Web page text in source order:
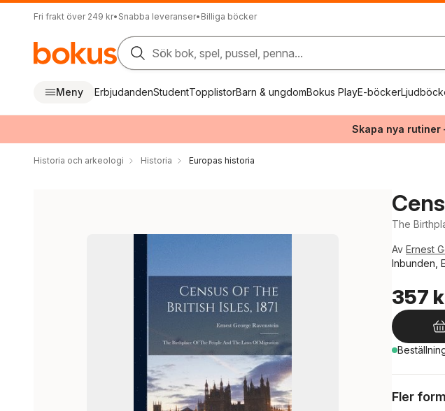
Fri frakt över 249 kr• Snabba leveranser• Billiga böcker
Sök bok, spel, pussel, penna...
Meny ErbjudandenStudentTopplistorBarn & ungdomBokus PlayE-böcker
Skapa nya rutiner
Historia och arkeologi Historia Europas historia
The
Av Ernest
Inbunden,
357
Fler